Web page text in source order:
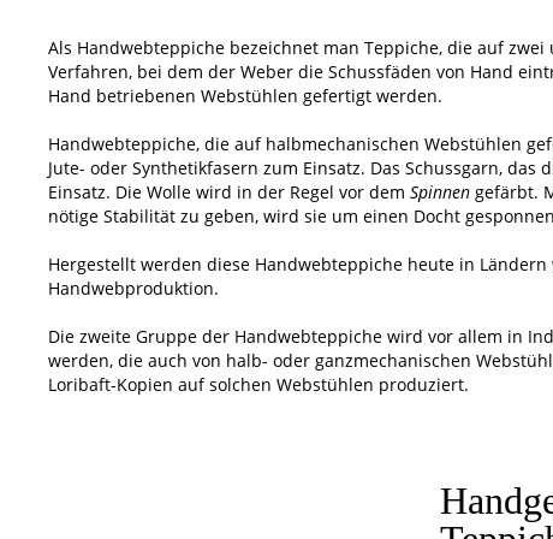
Als Handwebteppiche bezeichnet man Teppiche, die auf
Verfahren, bei dem der Weber die Schussfäden von Hand
Hand betriebenen Webstühlen gefertigt werden.
Handwebteppiche, die auf halbmechanischen Webstühlen
Jute- oder Synthetikfasern zum Einsatz. Das Schussgarn,
Einsatz. Die Wolle wird in der Regel vor dem Spinnen gefärbt.
nötige Stabilität zu geben, wird sie um einen Docht
Hergestellt werden diese Handwebteppiche heute in
Handwebproduktion.
Die zweite Gruppe der Handwebteppiche wird vor allem in
werden, die auch von halb- oder ganzmechanischen
Loribaft-Kopien auf solchen Webstühlen produziert.